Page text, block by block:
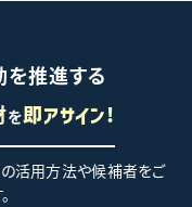
を推進する
を即アサイン!
活用方法や候補者をご